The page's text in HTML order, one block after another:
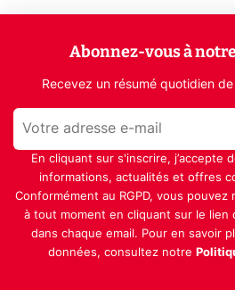
Abonnez-vous à
Recevez un résumé quotidien
En cliquant sur s'inscrire, j’accepte
informations, actualités et offres
Conformément au RGPD, vous
à tout moment en cliquant sur le lien
dans chaque email. Pour en savoir
données, consultez notre